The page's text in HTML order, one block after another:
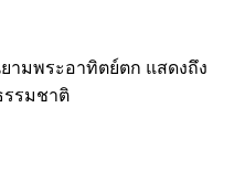
ามพระอาทิตย์ตก แสดงถึง
รรมชาติ